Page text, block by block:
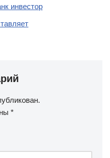
инвестор
*